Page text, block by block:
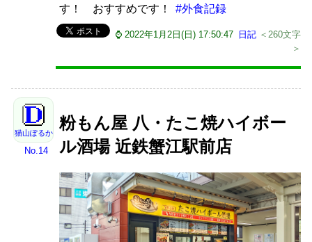
す！ おすすめです！
#外食記録
⌚ 2022年1月2日(日) 17:50:47 日記 ＜260文字
＞
猫山ぽるか
No.14
粉もん屋 八・たこ焼ハイボー
ル酒場 近鉄蟹江駅前店